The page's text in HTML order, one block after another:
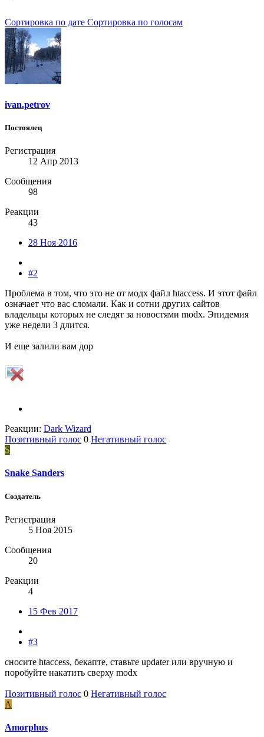
Сортировка по дате Сортировка по голосам
ivan.petrov
Постоялец
Регистрация
12 Апр 2013
Сообщения
98
Реакции
43
28 Ноя 2016
#2
Проблема в том, что это не от модх файл htaccess. И этот файл
означает что вас сломали. Как и сотни других сайтов
владельцы которых не следят за новостями modx. Эпидемия
уже недели 3 длится.
И еще залили вам дор
Реакции: Dark Wizard
Позитивный голос 0 Негативный голос
S
Snake Sanders
Создатель
Регистрация
5 Ноя 2015
Сообщения
20
Реакции
4
15 Фев 2017
#3
сносите htaccess, бекапте, ставьте updater или вручную и
поробуйте накатить сверху modx
Позитивный голос 0 Негативный голос
A
Amorphus